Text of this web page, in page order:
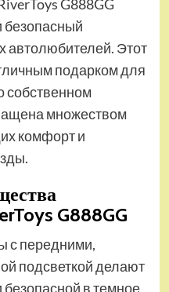
G888GG
безопасный
автолюбителей. Этот
подарком для
собственном
множеством
комфорт и
G888GG
с передними,
подсветкой делают
безопасной в темное